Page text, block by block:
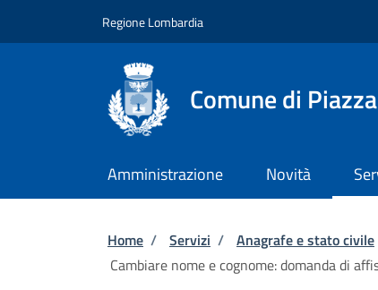
Regione Lombardia
Comune di
Amministrazione Novità
Briciole di pane
Home / Servizi / Anagrafe e stato civile
Cambiare nome e cognome: domanda di